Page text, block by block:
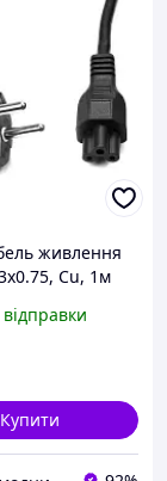
живлення
Cu, 1м
Купити